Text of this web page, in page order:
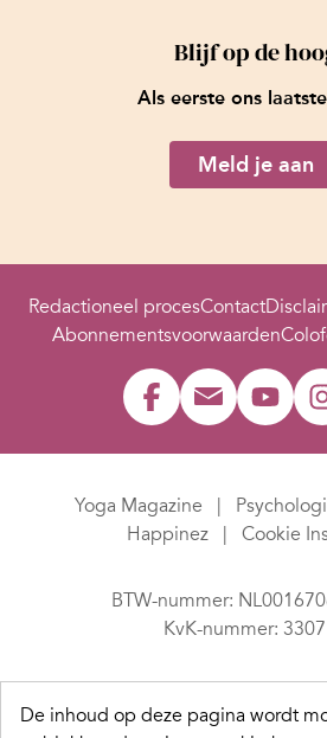
Blijf op de
Als eerste ons
Meld je aan
Redactioneel procesContact
Abonnementsvoorwaarden
Yoga Magazine
Happinez
Cookie
BTW-nummer:
KvK-nummer:
De inhoud op deze pagina wordt